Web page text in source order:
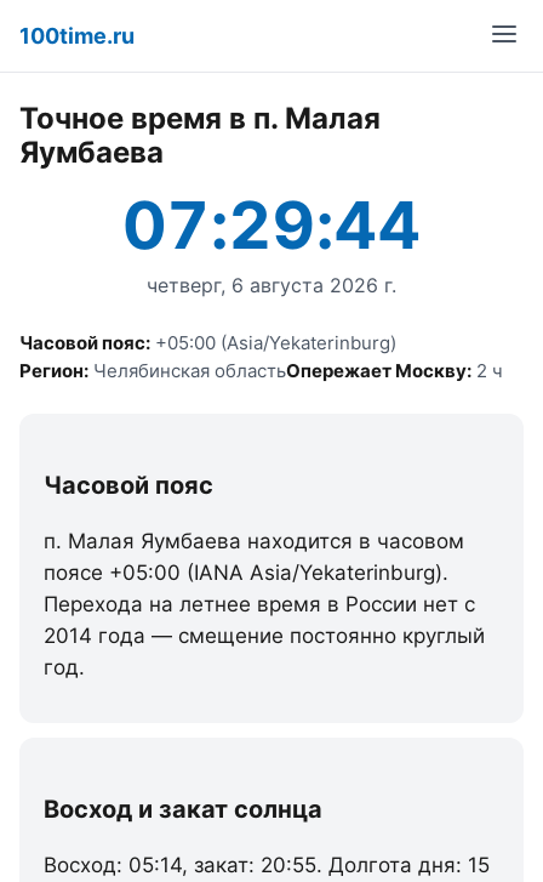
100time.ru
Точное время в п. Малая
Яумбаева
07:29:44
четверг, 6 августа 2026 г.
Часовой пояс: +05:00 (Asia/Yekaterinburg)
Регион: Челябинская областьОпережает Москву: 2 ч
Часовой пояс
п. Малая Яумбаева находится в часовом
поясе +05:00 (IANA Asia/Yekaterinburg).
Перехода на летнее время в России нет с
2014 года — смещение постоянно круглый
год.
Восход и закат солнца
Восход: 05:14, закат: 20:55. Долгота дня: 15